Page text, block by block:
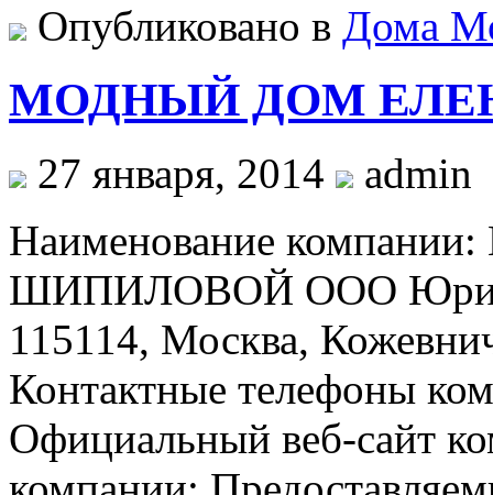
Опубликовано в Дома
МОДНЫЙ ДОМ
27 января, 2014
admin
Наименование
ШИПИЛОВОЙ ООО
115114, Москва,
Контактные телефоны
Официальный веб-сайт